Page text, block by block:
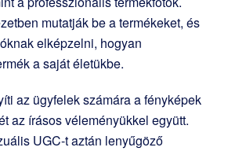
mutatják be a termékeket, és
elképzelni, hogyan
a saját életükbe.
az ügyfelek számára a fényképek
az írásos véleményükkel együtt.
UGC-t aztán lenyűgöző